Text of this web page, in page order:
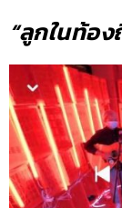
“ลูกในท้อ